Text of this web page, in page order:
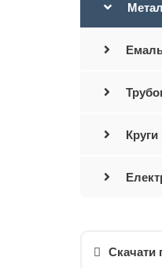
Круги
Скачати